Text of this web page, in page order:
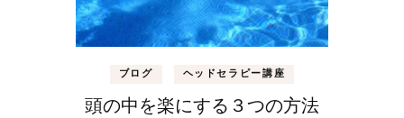
ブログ ヘッドセラピー講座
頭の中を楽にする３つの方法